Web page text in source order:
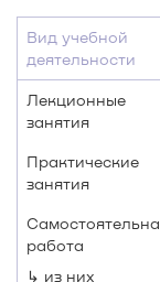
Вид учебной
деятельности
Лекционные
занятия
Практические
занятия
работа
↳ из них